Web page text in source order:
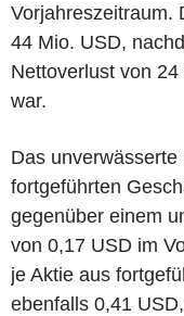
Vorjahreszeitraum.
44 Mio. USD,
Nettoverlust von
war.
Das
fortgeführten
gegenüber einem
von 0,17 USD im
je Aktie aus
ebenfalls 0,41